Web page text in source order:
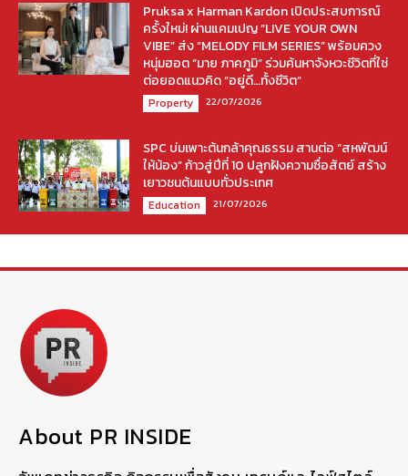
Pruksa x Harman Kardon เปิดประสบการณ์
ครั้งใหม่! ผ่านแคมเปญ “LIVE YOUR OWN
VIBE” ส่ง “MELODY FILM SERIES” พร้อมควง
หนุ่มฮอต “มาย ภาคภูมิ” ร่วมค้นหาจังหวะชีวิตที่ใช่
ต่อยอดแนวคิด “อยู่ดี…ทั้งชีวิต”
Property 22/07/2026
SPC บ่มเพาะต้นกล้าคุณธรรม สานต่อ “สหพัฒน์
ให้น้อง” ก้าวสู่ปีที่ 10 ปลูกฝังความซื่อสัตย์ สร้าง
เยาวชนต้นแบบทั่วประเทศ
Education 21/07/2026
About PR INSIDE